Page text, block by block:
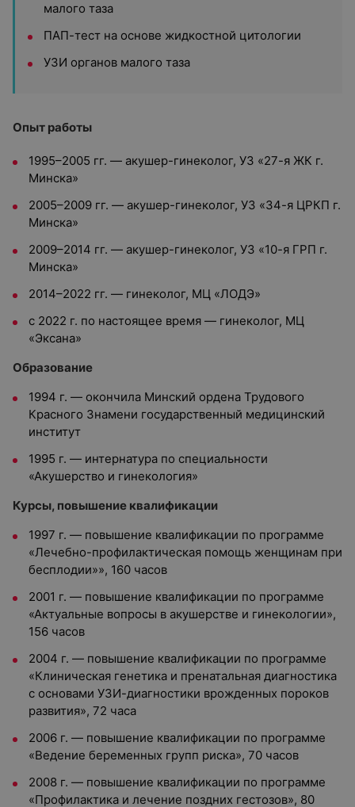
малого таза
ПАП-тест на основе жидкостной цитологии
УЗИ органов малого таза
Опыт работы
1995–2005 гг. — акушер-гинеколог, УЗ «27-я ЖК г.
Минска»
2005–2009 гг. — акушер-гинеколог, УЗ «34-я ЦРКП г.
Минска»
2009–2014 гг. — акушер-гинеколог, УЗ «10-я ГРП г.
Минска»
2014–2022 гг. — гинеколог, МЦ «ЛОДЭ»
с 2022 г. по настоящее время — гинеколог, МЦ
«Эксана»
Образование
1994 г. — окончила Минский ордена Трудового
Красного Знамени государственный медицинский
институт
1995 г. — интернатура по специальности
«Акушерство и гинекология»
Курсы, повышение квалификации
1997 г. — повышение квалификации по программе
«Лечебно-профилактическая помощь женщинам при
бесплодии»», 160 часов
2001 г. — повышение квалификации по программе
«Актуальные вопросы в акушерстве и гинекологии»,
156 часов
2004 г. — повышение квалификации по программе
«Клиническая генетика и пренатальная диагностика
с основами УЗИ-диагностики врожденных пороков
развития», 72 часа
2006 г. — повышение квалификации по программе
«Ведение беременных групп риска», 70 часов
2008 г. — повышение квалификации по программе
«Профилактика и лечение поздних гестозов», 80